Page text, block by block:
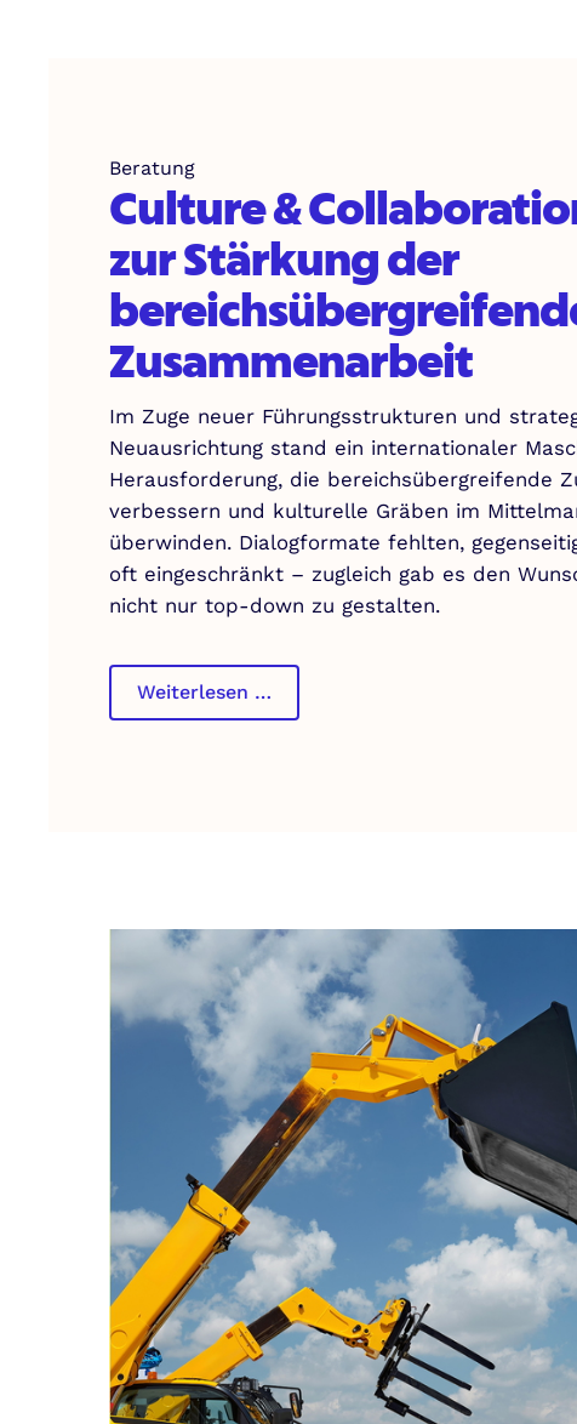
Beratung
Culture &
zur Stärkung der
Zusammenarbeit
Im Zuge neuer Führungsstrukturen und
Neuausrichtung stand ein internationaler
Herausforderung, die bereichsübergreifende
verbessern und kulturelle Gräben im
überwinden. Dialogformate fehlten,
oft eingeschränkt – zugleich gab es den
nicht nur top-down zu gestalten.
Weiterlesen …Culture
&